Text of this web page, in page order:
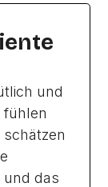
und
fühlen
und das